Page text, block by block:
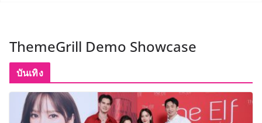
ประเทศ จัดประชุมใหญ่แห่งปี พบ CEO
AirAsia X SEE FAH พันธมิตรทางธุรกิจ
ยาวนานกว่า 20 ปี ต่อยอดเสิร์ฟความ
อร่อย ยกเมนูระดับตำนาน “ข้าวหน้าไก่
ราชวงศ์” พุ่งทะยานสู่น่านฟ้า
ThemeGrill Demo Showcase
บันเทิง